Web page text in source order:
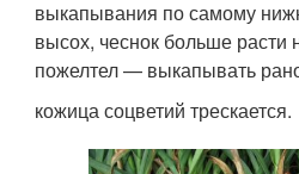
выкапывания по самому
высох, чеснок больше расти
пожелтел — выкапывать
кожица соцветий трескается.